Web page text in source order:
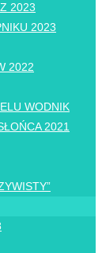
2023
2023
2022
WODNIK
2021